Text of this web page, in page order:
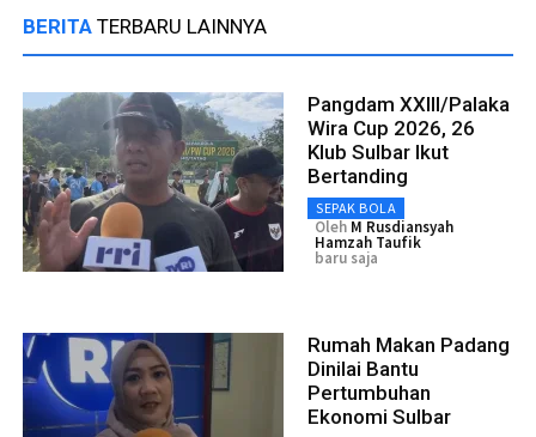
BERITA TERBARU LAINNYA
Pangdam XXIII/Palaka
Wira Cup 2026, 26
Klub Sulbar Ikut
Bertanding
SEPAK BOLA
Oleh M Rusdiansyah
Hamzah Taufik
baru saja
Rumah Makan Padang
Dinilai Bantu
Pertumbuhan
Ekonomi Sulbar